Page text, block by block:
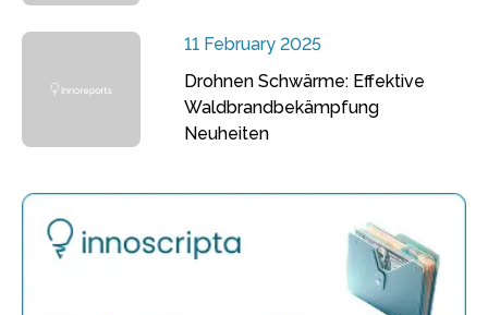
11 February 2025
Drohnen Schwärme: Effektive
Waldbrandbekämpfung
Neuheiten